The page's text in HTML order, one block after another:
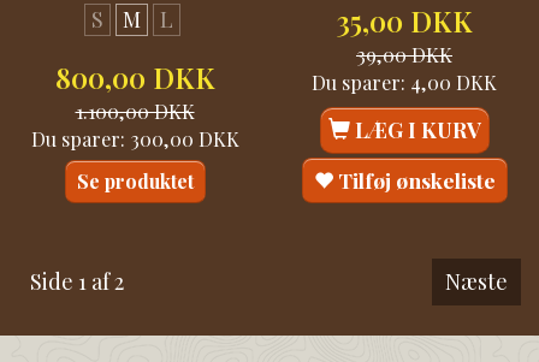
S M L
800,00 DKK
1.100,00 DKK
Du sparer: 300,00 DKK
Se produktet
35,00 DKK
39,00 DKK
Du sparer: 4,00 DKK
LÆG I KURV
Tilføj ønskeliste
Side 1 af 2 Næste